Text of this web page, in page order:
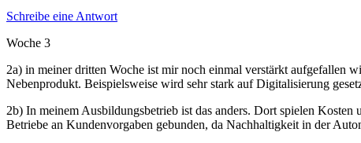
Schreibe eine Antwort
Woche 3
2a) in meiner dritten Woche ist mir noch einmal verstärkt aufgefallen
Nebenprodukt. Beispielsweise wird sehr stark auf Digitalisierung
2b) In meinem Ausbildungsbetrieb ist das anders. Dort spielen
Betriebe an Kundenvorgaben gebunden, da Nachhaltigkeit in der